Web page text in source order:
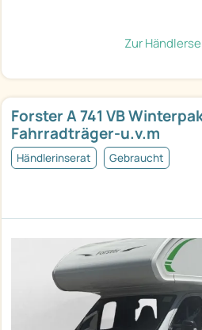
Zur
Forster A 741 VB
Fahrradträger-u.v.m
Händlerinserat Gebraucht